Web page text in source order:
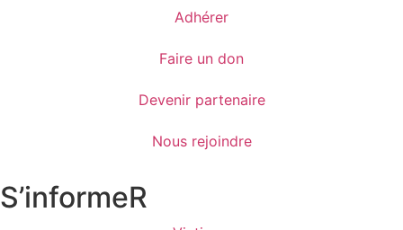
Adhérer
Faire un don
Devenir partenaire
Nous rejoindre
S’informeR